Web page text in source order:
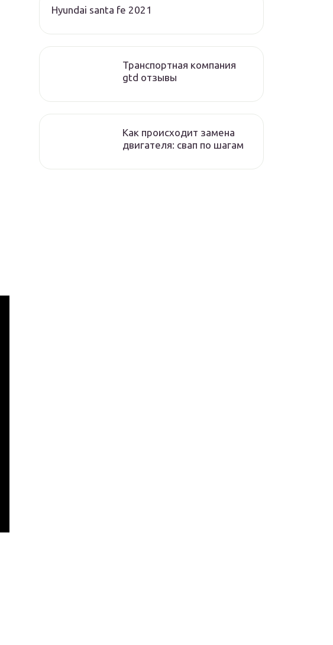
Hyundai santa fe 2021
Транспортная компания
gtd отзывы
Как происходит замена
двигателя: свап по шагам